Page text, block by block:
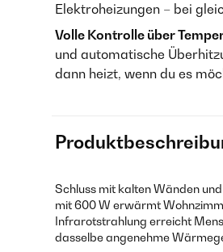
Elektroheizungen – bei
Volle Kontrolle über
und automatische
dann heizt, wenn du es
Schluss mit kalten Wänden
mit 600 W erwärmt
Infrarotstrahlung erreicht
dasselbe angenehme